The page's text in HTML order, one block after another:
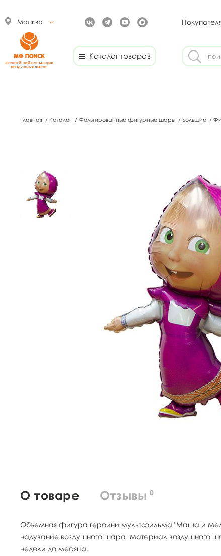
Москва
Каталог товаров
Главная / Каталог / Фольгированные фигурные шары / Большие /
О товаре Отзывы 0
Объемная фигура героини мультфильма "Маша и
надувание воздушного шара. Материал воздушного
недели до месяца.